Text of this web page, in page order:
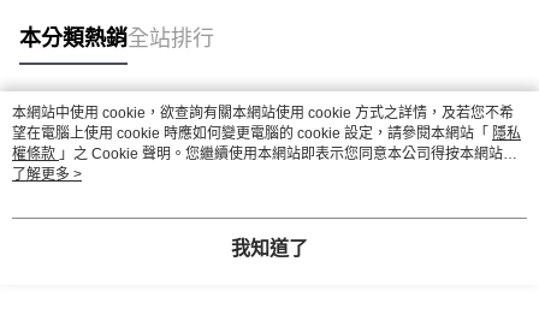
本分類熱銷全站排行
熱門標籤
本網站中使用 cookie，欲查詢有關本網站使用 cookie 方式之詳情，及若您不希
望在電腦上使用 cookie 時應如何變更電腦的 cookie 設定，請參閱本網站「 隱私
權條款 」之 Cookie 聲明。您繼續使用本網站即表示您同意本公司得按本網站使
用條款之 Cookie 聲明使用 cookie。
了解更多 >
我知道了